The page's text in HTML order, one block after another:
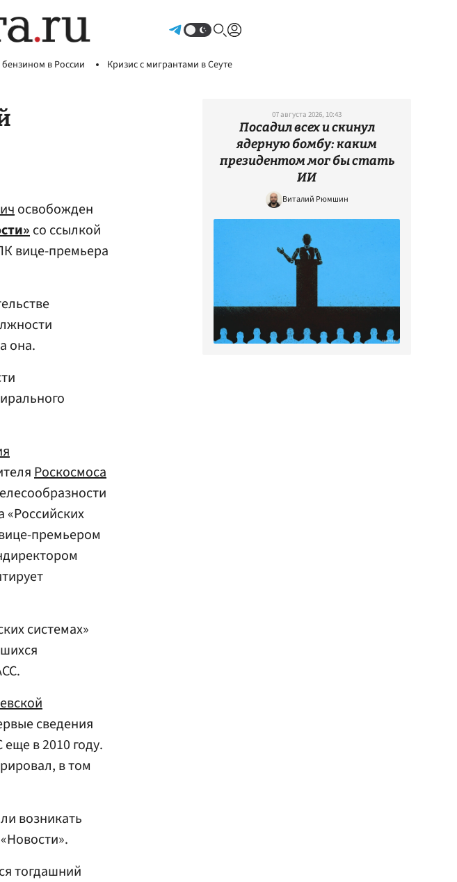
в России Кризис с мигрантами в Сеуте
освобожден
со ссылкой
вице-премьера
она.
Роскосмоса
«Российских
премьером
системах»
сведения
в 2010 году.
в том
возникать
тогдашний
07 августа 2026, 10:43
Посадил всех и скинул
ядерную бомбу: каким
президентом мог бы стать
ИИ
Виталий Рюмшин